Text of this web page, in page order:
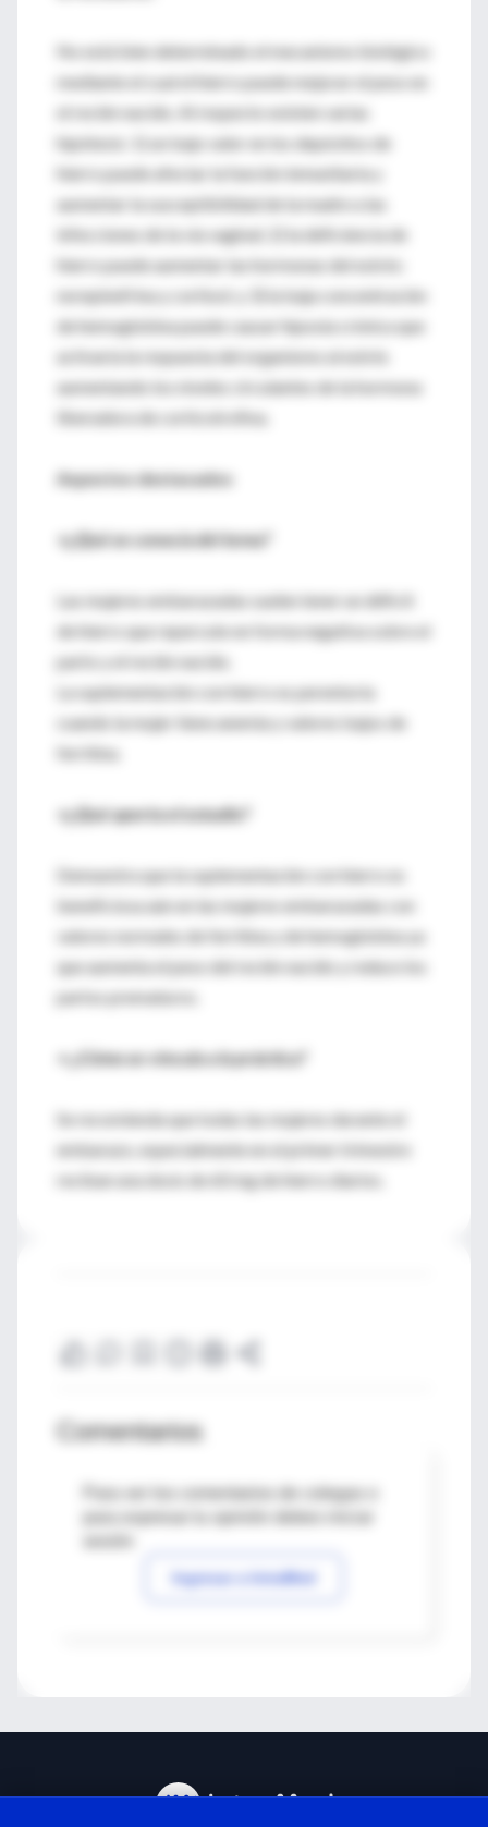
No está bien determinado el mecanismo biológico
mediante el cual el hierro puede mejorar el peso en
el recién nacido. Al respecto existen varias
hipótesis: 1) un bajo valor en los depósitos de
hierro puede afectar la función inmunitaria y
aumentar la susceptibilidad de la madre a las
infecciones de la vía vaginal; 2) la deficiencia de
hierro puede aumentar las hormonas del estrés:
norepinefrina y cortisol; y 3) la baja concentración
de hemoglobina puede causar hipoxia crónica que
activaría la respuesta del organismo al estrés
aumentando los niveles circulantes de la hormona
liberadora de corticotrofina.
Aspectos destacados
٭¿Qué se conocía del tema?
Las mujeres embarazadas suelen tener un déficit
de hierro que repercute en forma negativa sobre el
parto y el recién nacido.
La suplementación con hierro es perentoria
cuando la mujer tiene anemia y valores bajos de
ferritina.
٭¿Qué aporta el estudio?
Demuestra que la suplementación con hierro es
beneficiosa aún en las mujeres embarazadas con
valores normales de ferritina y de hemoglobina ya
que aumenta el peso del recién nacido y reduce los
partos prematuros.
٭ ¿Cómo se vincula a la práctica?
Se recomienda que todas las mujeres durante el
embarazo, especialmente en el primer trimestre
reciban una dosis de 60 mg de hierro diarios.
Comentarios
Para ver los comentarios de colegas o
Ingresar a IntraMed